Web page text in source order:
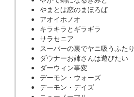
やまとは恋のまほろば
アオイホノオ
キラキラとギラギラ
サラセニア
スーパーの裏でヤニ吸うふたり
ダウナーお姉さんは遊びたい
ダーウィン事変
デーモン・ウォーズ
デーモン・デイズ